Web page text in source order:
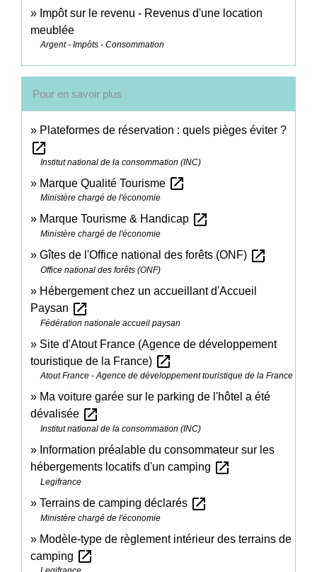
Impôt sur le revenu - Revenus d'une location
meublée
Argent - Impôts - Consommation
Pour en savoir plus
Plateformes de réservation : quels pièges éviter ?
open_in_new
Institut national de la consommation (INC)
Marque Qualité Tourisme open_in_new
Ministère chargé de l'économie
Marque Tourisme & Handicap open_in_new
Ministère chargé de l'économie
Gîtes de l'Office national des forêts (ONF) open_in_new
Office national des forêts (ONF)
Hébergement chez un accueillant d'Accueil
Paysan open_in_new
Fédération nationale accueil paysan
Site d'Atout France (Agence de développement
touristique de la France) open_in_new
Atout France - Agence de développement touristique de la France
Ma voiture garée sur le parking de l'hôtel a été
dévalisée open_in_new
Institut national de la consommation (INC)
Information préalable du consommateur sur les
hébergements locatifs d'un camping open_in_new
Legifrance
Terrains de camping déclarés open_in_new
Ministère chargé de l'économie
Modèle-type de règlement intérieur des terrains de
camping open_in_new